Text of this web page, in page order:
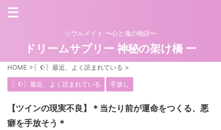
ソウルメイト 〜心と魂の物語〜
ドリームサプリー 神秘の架け橋 ー
HOME >〖☪︎〗最近、よく読まれている >
〖☪︎〗最近、よく読まれている 手放し
【ツインの現実不良】＊当たり前が運命をつくる、悪
癖を手放そう＊